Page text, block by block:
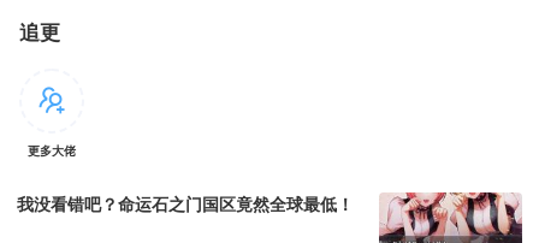
追更
更多大佬
我没看错吧？命运石之门国区竟然全球最低！